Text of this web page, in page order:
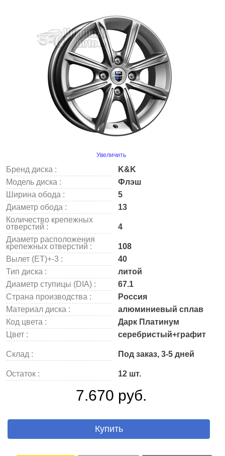
Увеличить
Бренд диска :
K&K
Модель диска :
Флэш
Ширина обода :
5
Диаметр обода :
13
Количество крепежных
отверстий :
4
Диаметр расположения
крепежных отверстий :
108
Вылет (ET)+-3 :
40
Тип диска :
литой
Диаметр ступицы (DIA) :
67.1
Страна производства :
Россия
Материал диска :
алюминиевый сплав
Код цвета :
Дарк Платинум
Цвет :
серебристый+графит
Склад : Под заказ, 3-5 дней
Остаток : 12 шт.
7.670 руб.
Купить